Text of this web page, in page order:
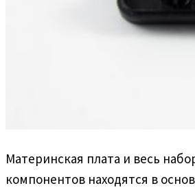
Материнская плата и весь
компонентов находятся в